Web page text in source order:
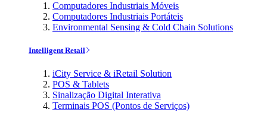
Computadores Industriais Móveis
Computadores Industriais Portáteis
Environmental Sensing & Cold Chain Solutions
Intelligent Retail
iCity Service & iRetail Solution
POS & Tablets
Sinalização Digital Interativa
Terminais POS (Pontos de Serviços)